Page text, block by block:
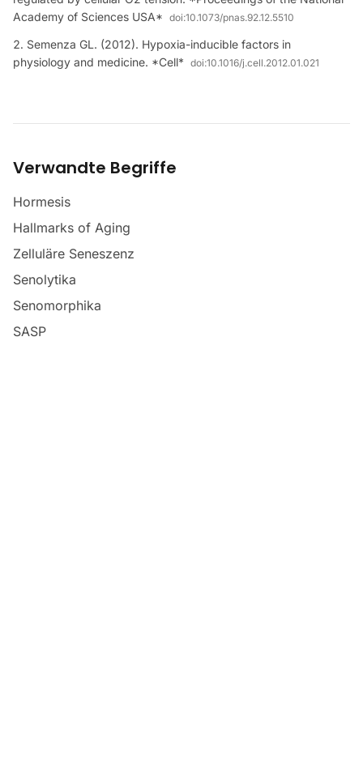
Academy of Sciences USA* doi:10.1073/pnas.92.12.5510
Semenza GL. (2012). Hypoxia-inducible factors in
physiology and medicine. *Cell* doi:10.1016/j.cell.2012.01.021
Verwandte Begriffe
Hormesis
Hallmarks of Aging
Zelluläre Seneszenz
Senolytika
Senomorphika
SASP